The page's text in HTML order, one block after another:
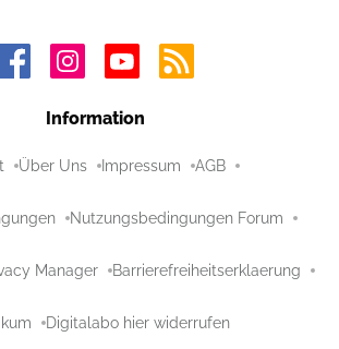
Information
Über Uns Impressum AGB
Nutzungsbedingungen Forum
Manager Barrierefreiheitserklaerung
Digitalabo hier widerrufen